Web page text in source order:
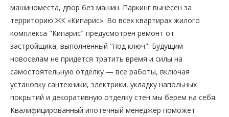
машиноместа, двор без машин. Паркинг вынесен за
территорию ЖК «Кипарис». Во всех квартирах жилого
комплекса "Кипарис" предусмотрен ремонт от
застройщика, выполненный "под ключ". Будущим
новоселам не придется тратить время и силы на
самостоятельную отделку — все работы, включая
установку сантехники, электрики, укладку напольных
покрытий и декоративную отделку стен мы берем на себя.
Квалифицированный ипотечный менеджер поможет